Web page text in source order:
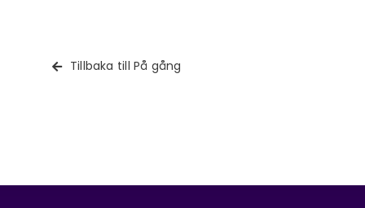
Tillbaka till På gång